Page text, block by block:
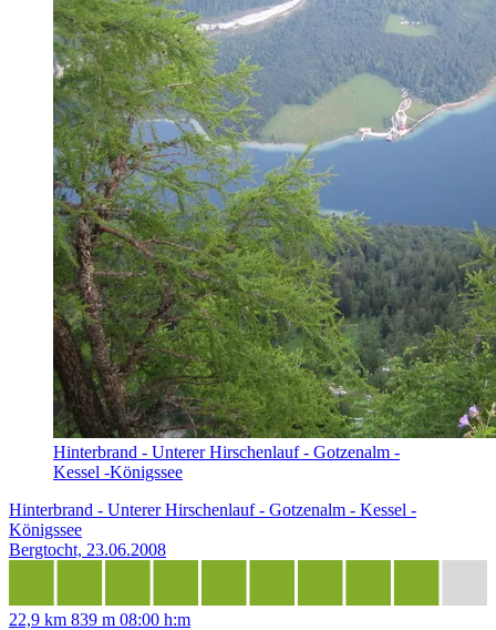
Hinterbrand - Unterer Hirschenlauf - Gotzenalm -
Kessel -Königssee
Hinterbrand - Unterer Hirschenlauf - Gotzenalm - Kessel -
Königssee
Bergtocht, 23.06.2008
22,9 km 839 m 08:00 h:m